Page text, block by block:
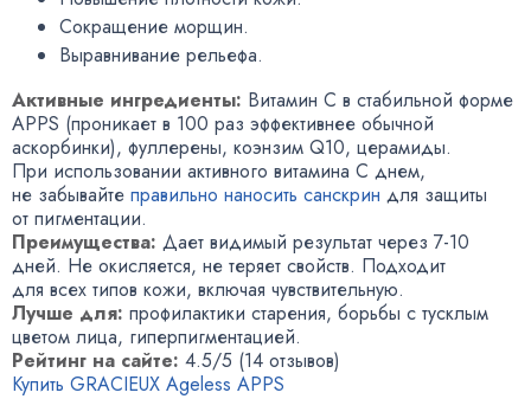
Сокращение морщин.
Выравнивание рельефа.
Активные ингредиенты: Витамин С в стабильной форме
APPS (проникает в 100 раз эффективнее обычной
аскорбинки), фуллерены, коэнзим Q10, церамиды.
При использовании активного витамина С днем,
не забывайте правильно наносить санскрин для защиты
от пигментации.
Преимущества: Дает видимый результат через 7-10
дней. Не окисляется, не теряет свойств. Подходит
для всех типов кожи, включая чувствительную.
Лучше для: профилактики старения, борьбы с тусклым
цветом лица, гиперпигментацией.
Рейтинг на сайте: 4.5/5 (14 отзывов)
Купить GRACIEUX Ageless APPS